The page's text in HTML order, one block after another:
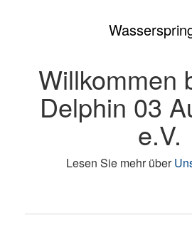
Willkommen
Delphin 03
e.V.
Lesen Sie mehr über